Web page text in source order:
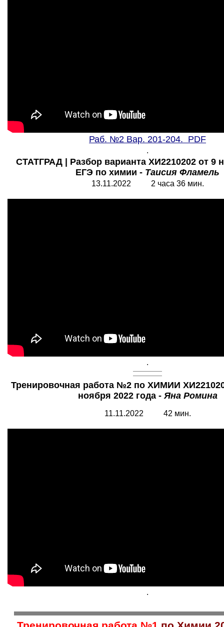
Раб. №2 Вар. 201-204. PDF
.
СТАТГРАД | Разбор варианта ХИ2210202 от 9
ЕГЭ по химии - Таисия Фламель
13.11.2022 2 часа 36 мин.
.
Тренировочная работа №2 по ХИМИИ
ноября 2022 года -Яна Ромина
11.11.2022 42 мин.
.